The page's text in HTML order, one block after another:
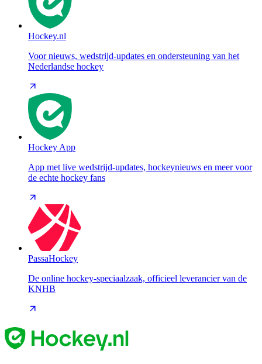
Hockey.nl
Voor nieuws, wedstrijd-updates en ondersteuning van het
Nederlandse hockey
Hockey App
App met live wedstrijd-updates, hockeynieuws en meer voor
de echte hockey fans
PassaHockey
De online hockey-speciaalzaak, officieel leverancier van de
KNHB